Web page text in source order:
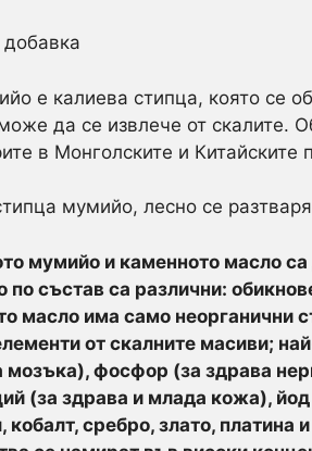
е калиева стипца, която се
да се извлече от скалите.
в Монголските и
мумийо, лесно се
мумийо и каменното масло
по състав са различни:
масло има само неорганични
от скалните масиви;
мозъка), фосфор (за здрава
(за здрава и млада кожа),
кобалт, сребро, злато,